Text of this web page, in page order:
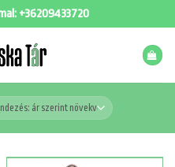
+36209433720